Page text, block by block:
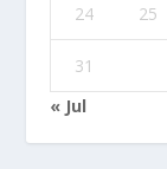
24 25
31
« Jul